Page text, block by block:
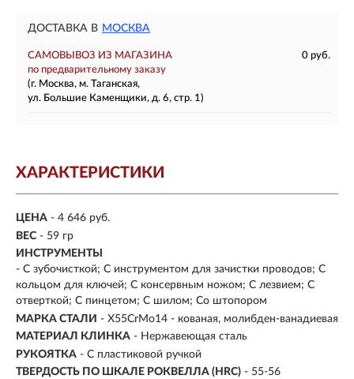
ДОСТАВКА В МОСКВА
САМОВЫВОЗ ИЗ МАГАЗИНА
0 руб.
по предварительному заказу
(г. Москва, м. Таганская,
ул. Большие Каменщики, д. 6, стр. 1)
ХАРАКТЕРИСТИКИ
ЦЕНА - 4 646 руб.
ВЕС - 59 гр
ИНСТРУМЕНТЫ
- С зубочисткой; С инструментом для зачистки проводов; С
кольцом для ключей; С консервным ножом; С лезвием; С
отверткой; С пинцетом; С шилом; Со штопором
МАРКА СТАЛИ - X55CrMo14 - кованая, молибден-ванадиевая
МАТЕРИАЛ КЛИНКА - Нержавеющая сталь
РУКОЯТКА - С пластиковой ручкой
ТВЕРДОСТЬ ПО ШКАЛЕ РОКВЕЛЛА (HRC) - 55-56